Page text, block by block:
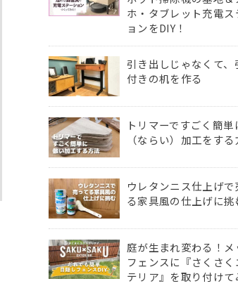
ホ・タブレット充電ス
ョンをDIY！
引き出しじゃなくて、
付きの机を作る
トリマーですごく簡単
（ならい）加工をす
ウレタンニス仕上げで
る家具風の仕上げに挑
庭が生まれ変わる！メ
フェンスに『さくさく
テリア』を取り付けて